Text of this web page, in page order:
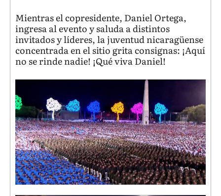
Mientras el copresidente, Daniel Ortega,
ingresa al evento y saluda a distintos
invitados y líderes, la juventud nicaragüense
concentrada en el sitio grita consignas: ¡Aquí
no se rinde nadie! ¡Qué viva Daniel!